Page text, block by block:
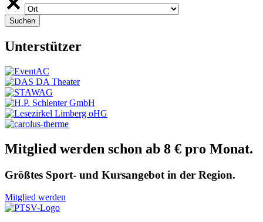
Unterstützer
Mitglied werden schon ab 8 € pro Monat.
Größtes Sport- und Kursangebot in der Region.
Mitglied werden